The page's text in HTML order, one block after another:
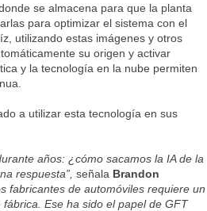
se almacena para que la planta
para optimizar el sistema con el
utilizando estas imágenes y otros
su origen y activar
y la tecnología en la nube permiten
a utilizar esta tecnología en sus
años: ¿cómo sacamos la IA de la
respuesta”, señala Brandon
fabricantes de automóviles requiere un
Ese ha sido el papel de GFT